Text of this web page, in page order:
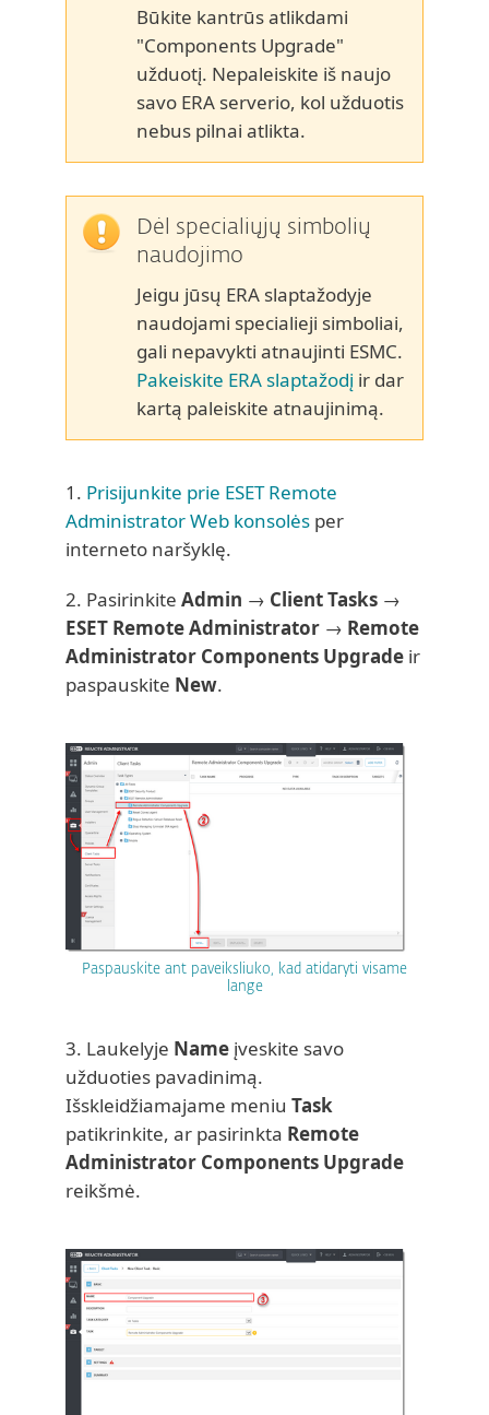
Būkite kantrūs atlikdami
"Components Upgrade"
užduotį. Nepaleiskite iš naujo
savo ERA serverio, kol užduotis
nebus pilnai atlikta.
Dėl specialiųjų simbolių
naudojimo
Jeigu jūsų ERA slaptažodyje
naudojami specialieji simboliai,
gali nepavykti atnaujinti ESMC.
Pakeiskite ERA slaptažodį ir dar
kartą paleiskite atnaujinimą.
1. Prisijunkite prie ESET Remote
Administrator Web konsolės per
interneto naršyklę.
2. Pasirinkite Admin → Client Tasks →
ESET Remote Administrator → Remote
Administrator Components Upgrade ir
paspauskite New.
Paspauskite ant paveiksliuko, kad atidaryti visame
lange
3. Laukelyje Name įveskite savo
užduoties pavadinimą.
Išskleidžiamajame meniu Task
patikrinkite, ar pasirinkta Remote
Administrator Components Upgrade
reikšmė.